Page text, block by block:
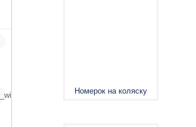
Номерок на коляску